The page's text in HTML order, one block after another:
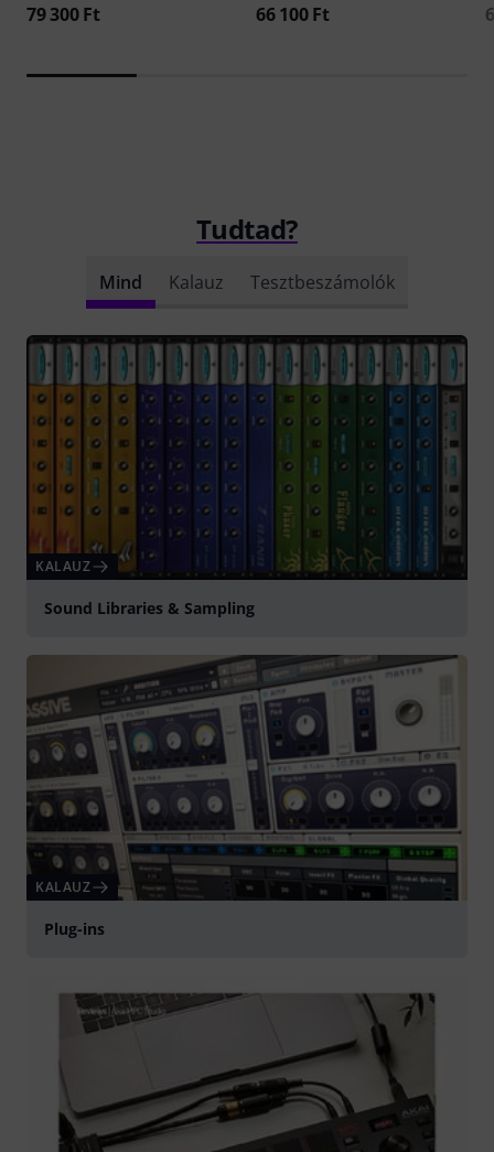
79 300 Ft 66 100 Ft
Tudtad?
Mind Kalauz Tesztbeszámolók
KALAUZ
Sound Libraries & Sampling
KALAUZ
Plug-ins